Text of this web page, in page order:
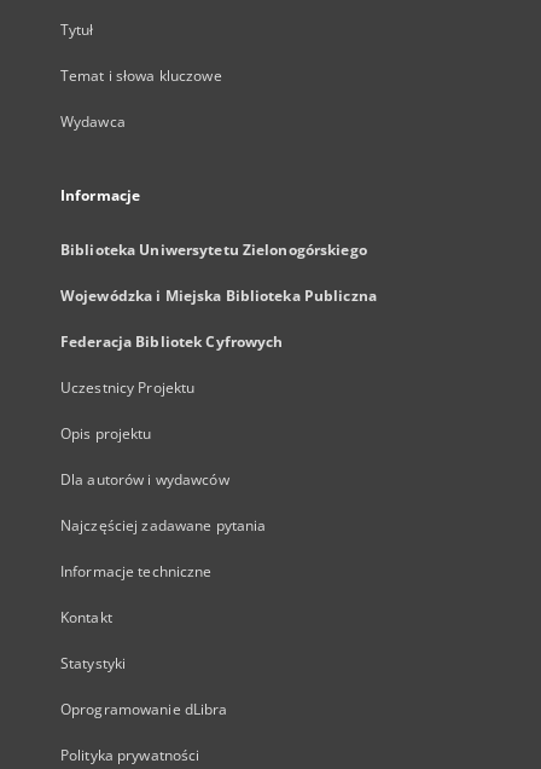
Tytuł
Temat i słowa kluczowe
Wydawca
Informacje
Biblioteka Uniwersytetu Zielonogórskiego
Wojewódzka i Miejska Biblioteka Publiczna
Federacja Bibliotek Cyfrowych
Uczestnicy Projektu
Opis projektu
Dla autorów i wydawców
Najczęściej zadawane pytania
Informacje techniczne
Kontakt
Statystyki
Oprogramowanie dLibra
Polityka prywatności